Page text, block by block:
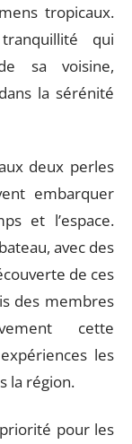
tropicaux.
qui
sa voisine,
la sérénité
deux perles
embarquer
et l’espace.
avec des
de ces
des membres
cette
les
la région.
pour les